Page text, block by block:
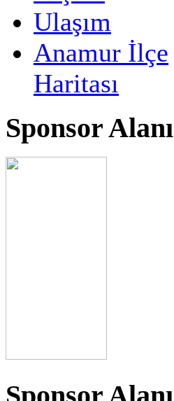
Ulaşım
Anamur İlçe
Haritası
Sponsor Alanı